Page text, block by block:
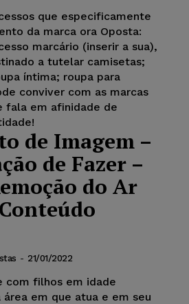
que especificamente
da marca ora Oposta:
marcário (inserir a sua),
a tutelar camisetas;
íntima; roupa para
conviver com as marcas
fala em afinidade de
de Imagem –
de Fazer –
do Ar
- 21/01/2022
com filhos em idade
em que atua e em seu